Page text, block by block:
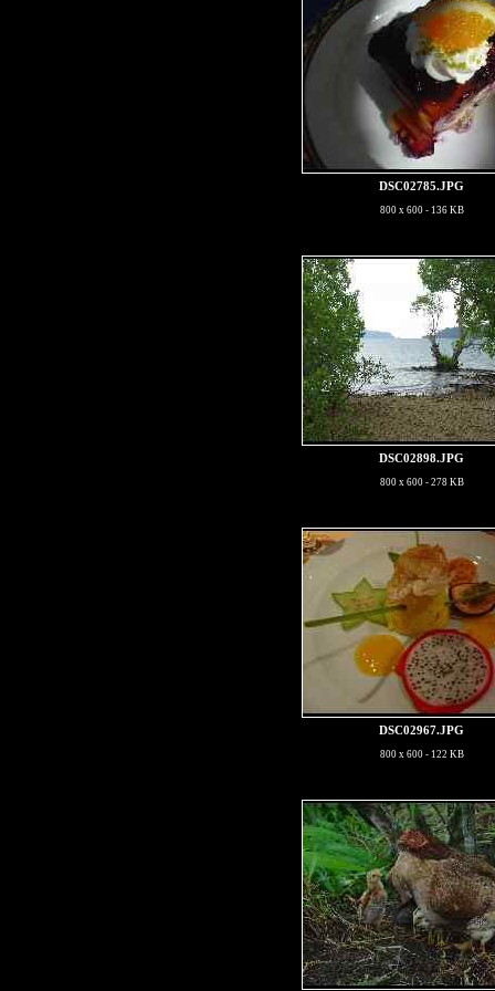
DSC02785.JPG
800 x 600 - 136 KB
DSC02898.JPG
800 x 600 - 278 KB
DSC02967.JPG
800 x 600 - 122 KB